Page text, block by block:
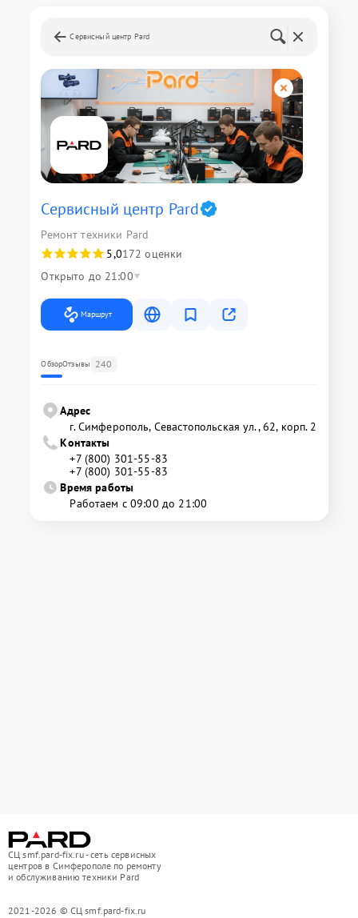
Сервисный центр Pard
Сервисный центр Pard
Ремонт техники Pard
5,0172 оценки
Открыто до 21:00
Маршрут
ОбзорОтзывы 240
Адрес
г. Симферополь, Севастопольская ул., 62, корп. 2
Контакты
+7 (800) 301-55-83
+7 (800) 301-55-83
Время работы
Работаем с 09:00 до 21:00
СЦ smf.pard-fix.ru - сеть сервисных
центров в Симферополе по ремонту
и обслуживанию техники Pard
2021-2026 © СЦ smf.pard-fix.ru